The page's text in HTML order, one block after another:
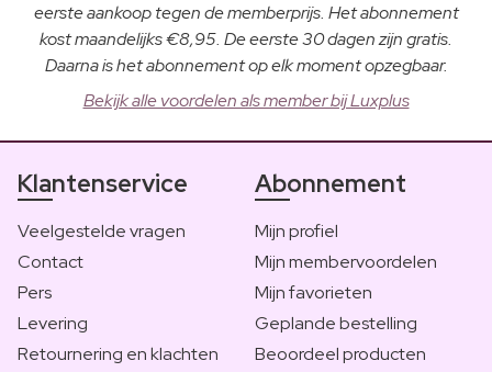
eerste aankoop tegen de memberprijs. Het abonnement
kost maandelijks €8,95. De eerste 30 dagen zijn gratis.
Daarna is het abonnement op elk moment opzegbaar.
Bekijk alle voordelen als member bij Luxplus
Klantenservice
Veelgestelde vragen
Contact
Pers
Levering
Retournering en klachten
Abonnement
Mijn profiel
Mijn membervoordelen
Mijn favorieten
Geplande bestelling
Beoordeel producten